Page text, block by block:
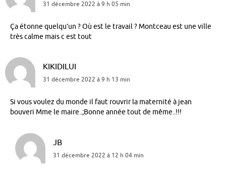
31 décembre 2022 à 9 h 05 min
Ça étonne quelqu’un ? Où est le travail ? Montceau est une ville
très calme mais c est tout
KIKIDILUI
31 décembre 2022 à 9 h 13 min
Si vous voulez du monde il faut rouvrir la maternité à jean
bouveri Mme le maire..;Bonne année tout de même..!!!
JB
31 décembre 2022 à 12 h 04 min